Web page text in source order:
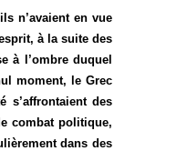
n’avaient en vue
à la suite des
à l’ombre duquel
moment, le Grec
s’affrontaient des
combat politique,
dans des